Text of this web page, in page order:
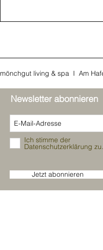
mönchgut living & spa I Am
Newsletter abonnieren
Ich stimme der
Datenschutzerklärung zu.
Jetzt abonnieren